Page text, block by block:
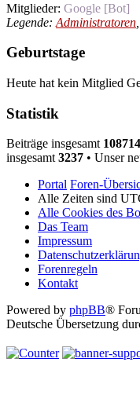
Mitglieder: Google [Bot]
Legende: Administratoren
Geburtstage
Heute hat kein Mitglied
Statistik
Beiträge insgesamt 108714
insgesamt 3237 • Unser
Portal Foren-
Alle Zeiten sind
Alle Cookies des
Das Team
Impressum
Forenregeln
Kontakt
Powered by phpBB®
Deutsche Übersetzung